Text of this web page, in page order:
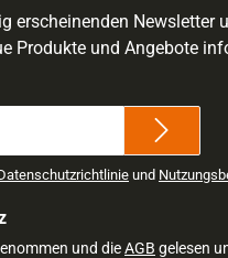
erscheinenden Newsletter
Produkte und Angebote
und
und dieAGB gelesen